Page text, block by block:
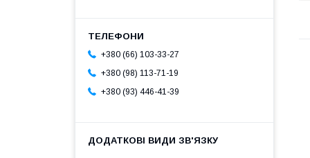
+380 (66) 103-33-27
+380 (98) 113-71-19
+380 (93) 446-41-39